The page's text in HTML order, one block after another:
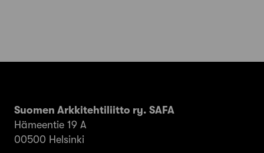
Suomen Arkkitehtiliitto ry. SAFA
Hämeentie 19 A
00500 Helsinki